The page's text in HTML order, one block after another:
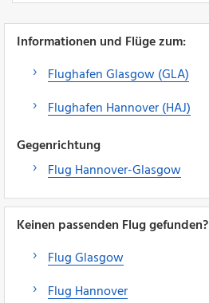
Informationen und Flüge zum:
Flughafen Glasgow (GLA)
Flughafen Hannover (HAJ)
Gegenrichtung
Flug Hannover-Glasgow
Keinen passenden Flug gefunden?
Flug Glasgow
Flug Hannover